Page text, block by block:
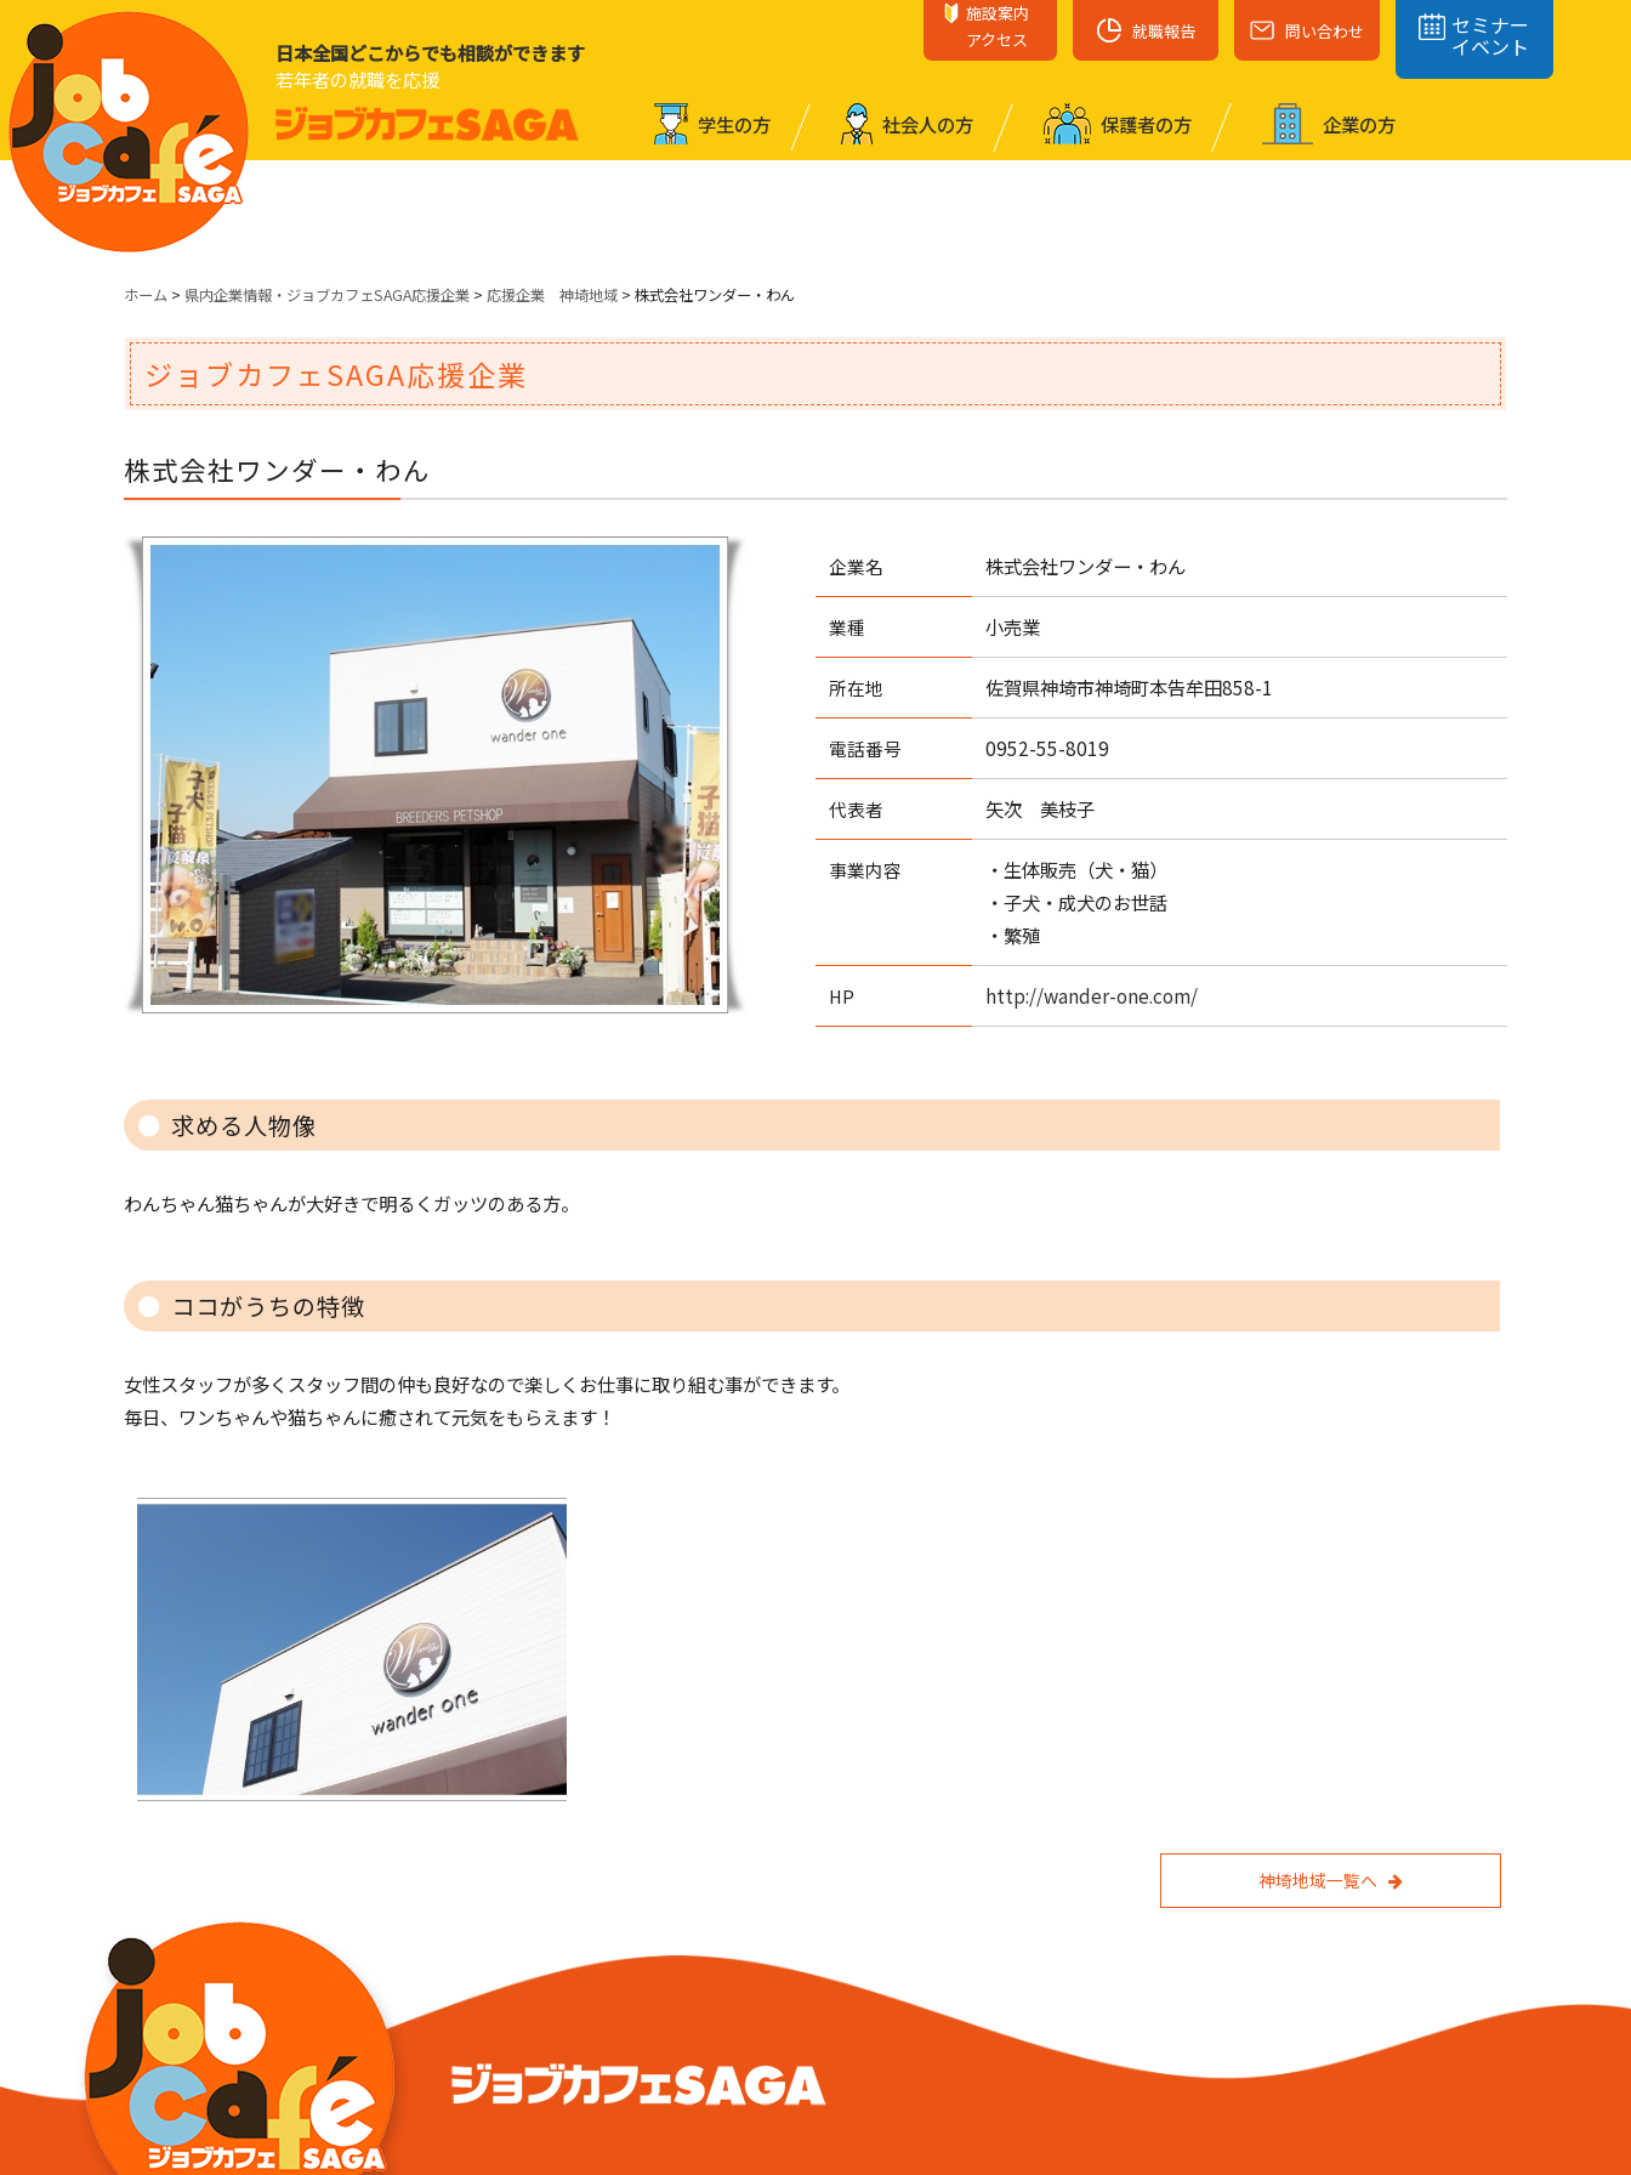
日本全国どこからでも相談ができます
若年者の就職を応援
施設案内
アクセス
就職報告 問い合わせ セミナー
イベント
学⽣の⽅ 社会⼈の⽅ 保護者の⽅ 企業の⽅
ホーム > 県内企業情報・ジョブカフェSAGA応援企業 > 応援企業 神埼地域 > 株式会社ワンダー・わん
ジョブカフェSAGA応援企業
株式会社ワンダー・わん
企業名 株式会社ワンダー・わん
業種 小売業
所在地 佐賀県神埼市神埼町本告牟田858-1
電話番号 0952-55-8019
代表者 矢次 美枝子
事業内容
・生体販売（犬・猫）
・子犬・成犬のお世話
・繁殖
HP http://wander-one.com/
求める人物像
わんちゃん猫ちゃんが大好きで明るくガッツのある方。
ココがうちの特徴
女性スタッフが多くスタッフ間の仲も良好なので楽しくお仕事に取り組む事ができます。
毎日、ワンちゃんや猫ちゃんに癒されて元気をもらえます！
神埼地域一覧へ